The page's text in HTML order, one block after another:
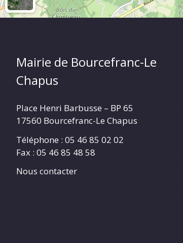
Mairie de Bourcefranc-Le
Chapus
Place Henri Barbusse – BP 65
17560 Bourcefranc-Le Chapus
Téléphone : 05 46 85 02 02
Fax : 05 46 85 48 58
Nous contacter